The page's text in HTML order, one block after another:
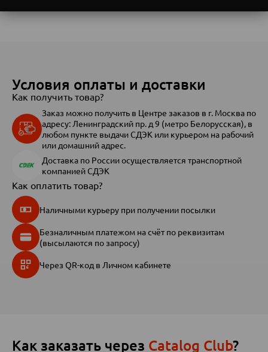
Условия оплаты и доставки
Как получить товар?
Заказ можно получить в Центре заказов в г. Москва по
адресу: Ленинградский пр. д 9 (метро Белорусская), в
любом пункте выдачи СДЭК или курьером на рабочий
или домашний адрес.
Доставка по России осуществляется транспортной
компанией СДЭК
Как оплатить товар?
Наличными курьеру при получении посылки
Безналичным платежом на счёт по реквизитам
(высылаются по запросу)
Через QR-код в Личном кабинете
Как заказать через Catalog Club?